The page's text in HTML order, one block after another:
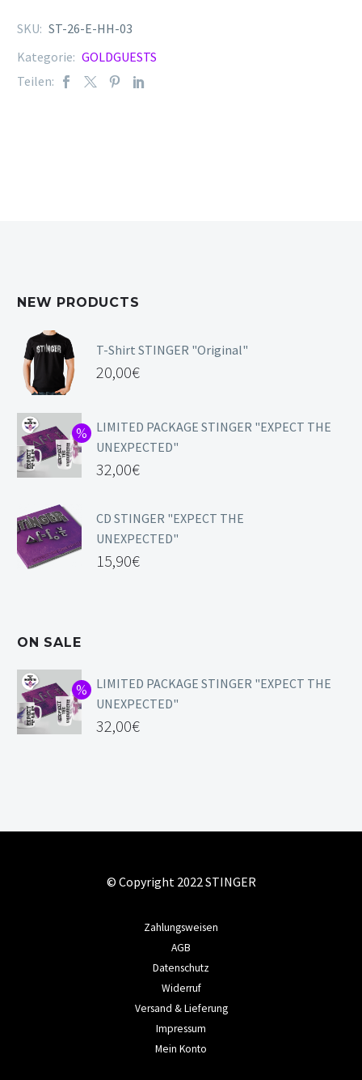
SKU: ST-26-E-HH-03
Kategorie: GOLDGUESTS
Teilen:
NEW PRODUCTS
T-Shirt STINGER "Original"
20,00€
LIMITED PACKAGE STINGER "EXPECT THE
UNEXPECTED"
32,00€
CD STINGER "EXPECT THE
UNEXPECTED"
15,90€
ON SALE
LIMITED PACKAGE STINGER "EXPECT THE
UNEXPECTED"
32,00€
© Copyright 2022 STINGER
Zahlungsweisen
AGB
Datenschutz
Widerruf
Versand & Lieferung
Impressum
Mein Konto